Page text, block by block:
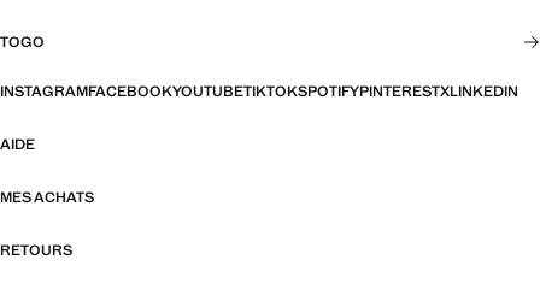
TOGO
INSTAGRAMFACEBOOKYOUTUBETIKTOKSPOTIFYPINTERESTXLINKEDIN
AIDE
MES ACHATS
RETOURS